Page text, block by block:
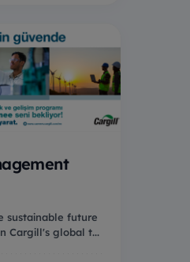
sustainable future
Cargill's global t...